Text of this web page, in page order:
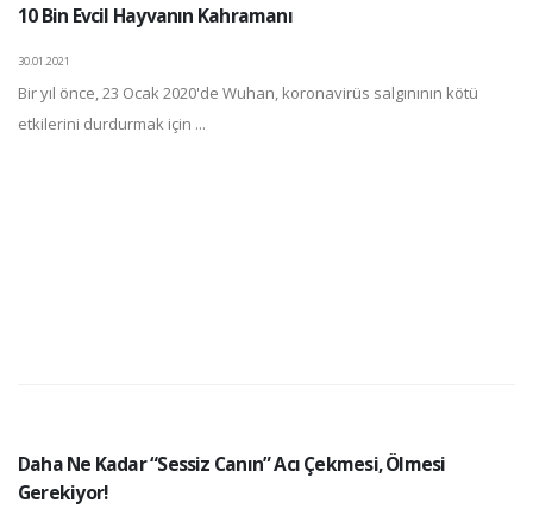
10 Bin Evcil Hayvanın Kahramanı
30.01.2021
Bir yıl önce, 23 Ocak 2020'de Wuhan, koronavirüs salgınının kötü
etkilerini durdurmak için ...
Daha Ne Kadar “Sessiz Canın” Acı Çekmesi, Ölmesi
Gerekiyor!